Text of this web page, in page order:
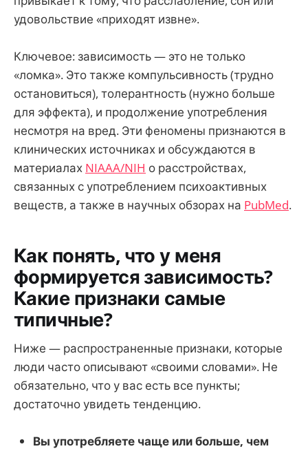
удовольствие «приходят извне».
Ключевое: зависимость — это не только
«ломка». Это также компульсивность (трудно
остановиться), толерантность (нужно больше
для эффекта), и продолжение употребления
несмотря на вред. Эти феномены признаются в
клинических источниках и обсуждаются в
материалах NIAAA/NIH о расстройствах,
связанных с употреблением психоактивных
веществ, а также в научных обзорах на PubMed.
Как понять, что у меня
формируется зависимость?
Какие признаки самые
типичные?
Ниже — распространенные признаки, которые
люди часто описывают «своими словами». Не
обязательно, что у вас есть все пункты;
достаточно увидеть тенденцию.
Вы употребляете чаще или больше, чем